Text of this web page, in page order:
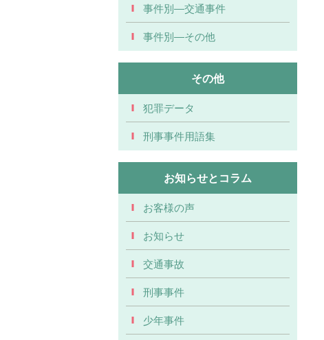
事件別―交通事件
事件別―その他
その他
犯罪データ
刑事事件用語集
お知らせとコラム
お客様の声
お知らせ
交通事故
刑事事件
少年事件